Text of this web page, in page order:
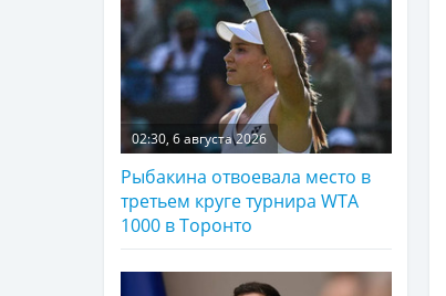
02:30, 6 августа 2026
Рыбакина отвоевала место в
третьем круге турнира WTA
1000 в Торонто